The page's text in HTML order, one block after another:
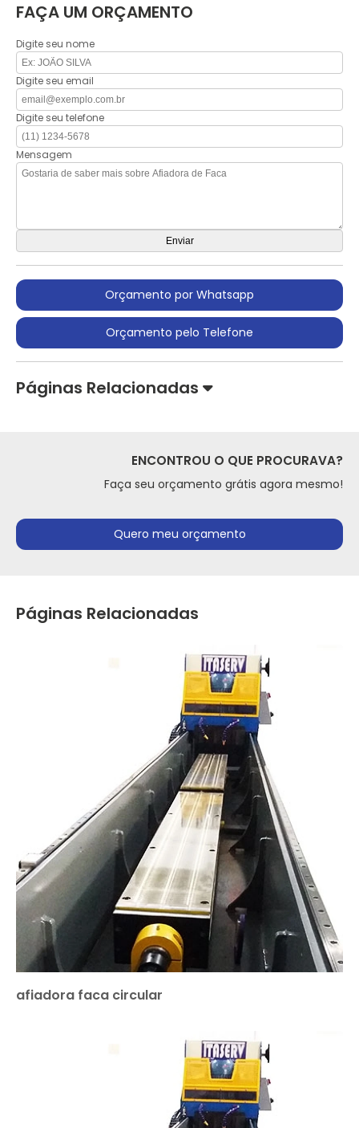
FAÇA UM ORÇAMENTO
Digite seu nome
Digite seu email
Digite seu telefone
Mensagem
Orçamento por Whatsapp
Orçamento pelo Telefone
Páginas Relacionadas
ENCONTROU O QUE PROCURAVA?
Faça seu orçamento grátis agora mesmo!
Quero meu orçamento
Páginas Relacionadas
afiadora faca circular